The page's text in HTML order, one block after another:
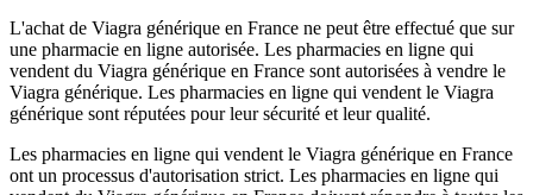
L'achat de Viagra générique en France ne peut être effectué que sur
une pharmacie en ligne autorisée. Les pharmacies en ligne qui
vendent du Viagra générique en France sont autorisées à vendre le
Viagra générique. Les pharmacies en ligne qui vendent le Viagra
générique sont réputées pour leur sécurité et leur qualité.
Les pharmacies en ligne qui vendent le Viagra générique en France
ont un processus d'autorisation strict. Les pharmacies en ligne qui